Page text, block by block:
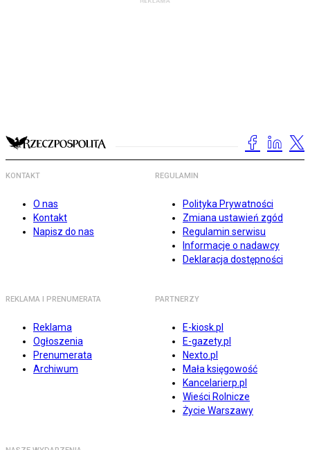
KONTAKT
O nas
Kontakt
Napisz do nas
REGULAMIN
Polityka Prywatności
Zmiana ustawień zgód
Regulamin serwisu
Informacje o nadawcy
Deklaracja dostępności
REKLAMA I PRENUMERATA
Reklama
Ogłoszenia
Prenumerata
Archiwum
PARTNERZY
E-kiosk.pl
E-gazety.pl
Nexto.pl
Mała księgowość
Kancelarierp.pl
Wieści Rolnicze
Życie Warszawy